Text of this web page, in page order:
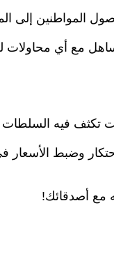
المواطنين إلى
مع أي
تكثف فيه السلطات
وضبط الأسعار
مع أصدقائك!